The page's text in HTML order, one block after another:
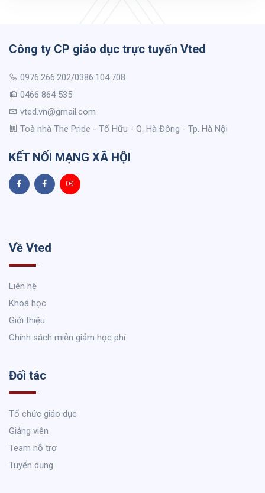
Công ty CP giáo dục trực tuyến Vted
0976.266.202/0386.104.708
0466 864 535
vted.vn@gmail.com
Toà nhà The Pride - Tố Hữu - Q. Hà Đông - Tp. Hà Nội
KẾT NỐI MẠNG XÃ HỘI
Về Vted
Liên hệ
Khoá học
Giới thiệu
Chính sách miễn giảm học phí
Đối tác
Tổ chức giáo dục
Giảng viên
Team hỗ trợ
Tuyển dụng